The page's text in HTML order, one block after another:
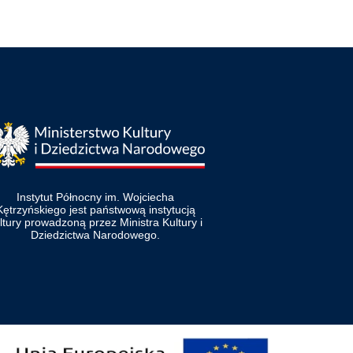
Instytut Północny im. Wojciecha
jest państwową instytucją
prowadzoną przez Ministra Kultury i
Dziedzictwa Narodowego.